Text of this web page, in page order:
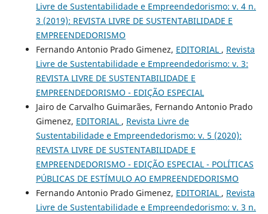
Livre de Sustentabilidade e Empreendedorismo: v. 4 n.
3 (2019): REVISTA LIVRE DE SUSTENTABILIDADE E
EMPREENDEDORISMO
Fernando Antonio Prado Gimenez, EDITORIAL , Revista
Livre de Sustentabilidade e Empreendedorismo: v. 3:
REVISTA LIVRE DE SUSTENTABILIDADE E
EMPREENDEDORISMO - EDIÇÃO ESPECIAL
Jairo de Carvalho Guimarães, Fernando Antonio Prado
Gimenez, EDITORIAL , Revista Livre de
Sustentabilidade e Empreendedorismo: v. 5 (2020):
REVISTA LIVRE DE SUSTENTABILIDADE E
EMPREENDEDORISMO - EDIÇÃO ESPECIAL - POLÍTICAS
PÚBLICAS DE ESTÍMULO AO EMPREENDEDORISMO
Fernando Antonio Prado Gimenez, EDITORIAL , Revista
Livre de Sustentabilidade e Empreendedorismo: v. 3 n.